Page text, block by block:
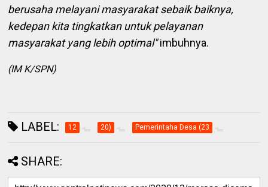
berusaha melayani masyarakat sebaik baiknya,
kedepan kita tingkatkan untuk pelayanan
masyarakat yang lebih optimal"imbuhnya.
(IMK/SPN)
LABEL: 12 20) Pemerintaha Desa (23
SHARE: